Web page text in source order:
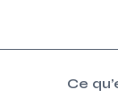
Ce